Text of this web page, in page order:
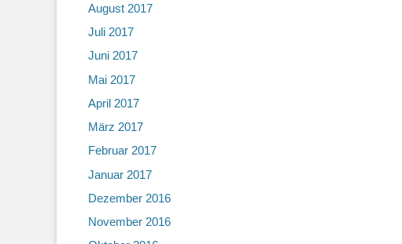
August 2017
Juli 2017
Juni 2017
Mai 2017
April 2017
März 2017
Februar 2017
Januar 2017
Dezember 2016
November 2016